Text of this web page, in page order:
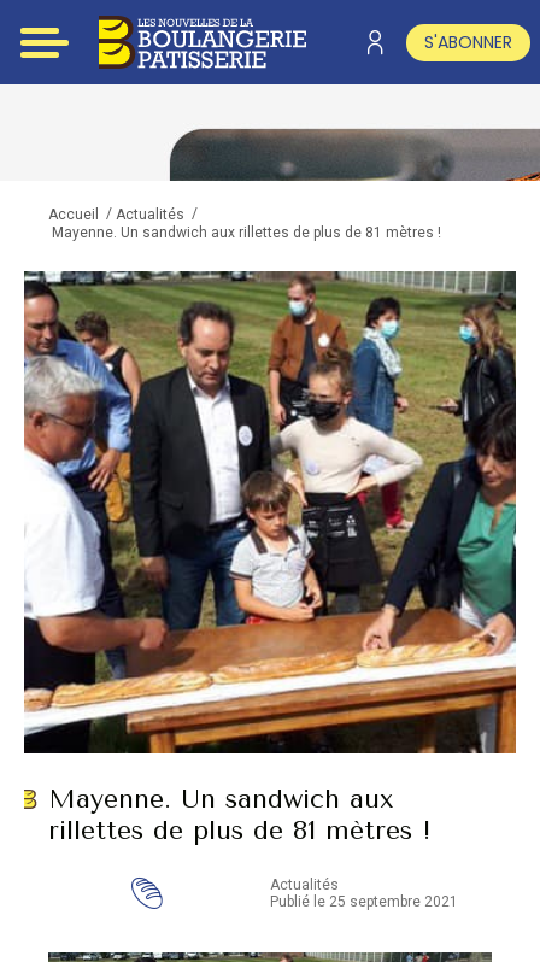
S'ABONNER
Accueil / Actualités /
Mayenne. Un sandwich aux rillettes de plus de 81 mètres !
Mayenne. Un sandwich aux
rillettes de plus de 81 mètres !
Actualités
Publié le 25 septembre 2021